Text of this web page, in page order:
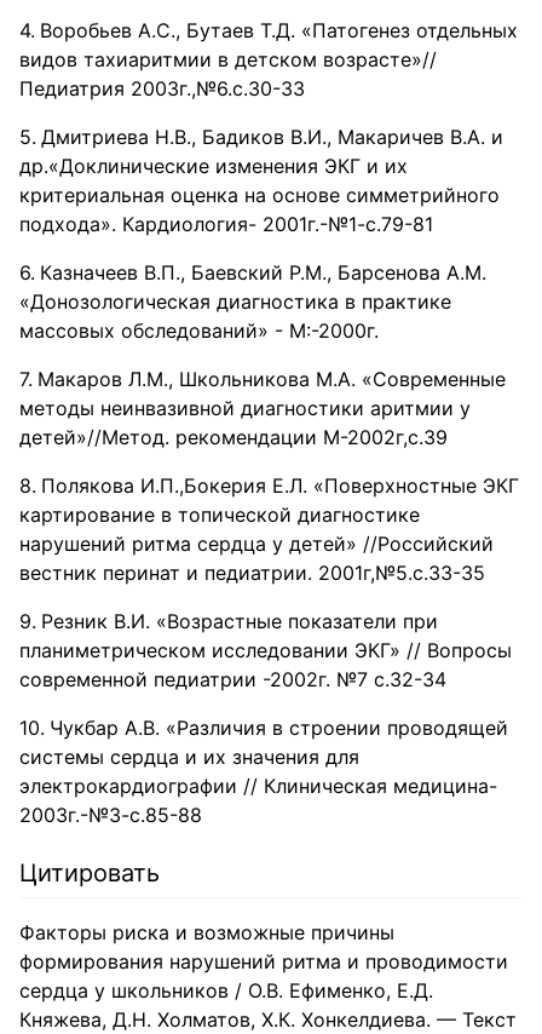
Воробьев А.С., Бутаев Т.Д. «Патогенез отдельных
видов тахиаритмии в детском возрасте»//
Педиатрия 2003г.,№6.с.30-33
Дмитриева Н.В., Бадиков В.И., Макаричев В.А. и
др.«Доклинические изменения ЭКГ и их
критериальная оценка на основе симметрийного
подхода». Кардиология- 2001г.-№1-с.79-81
Казначеев В.П., Баевский Р.М., Барсенова А.М.
«Донозологическая диагностика в практике
массовых обследований» - М:-2000г.
Макаров Л.М., Школьникова М.А. «Современные
методы неинвазивной диагностики аритмии у
детей»//Метод. рекомендации М-2002г,с.39
Полякова И.П.,Бокерия Е.Л. «Поверхностные ЭКГ
картирование в топической диагностике
нарушений ритма сердца у детей» //Российский
вестник перинат и педиатрии. 2001г,№5.с.33-35
Резник В.И. «Возрастные показатели при
планиметрическом исследовании ЭКГ» // Вопросы
современной педиатрии -2002г. №7 с.32-34
Чукбар А.В. «Различия в строении проводящей
системы сердца и их значения для
электрокардиографии // Клиническая медицина-
2003г.-№3-с.85-88
Цитировать
Факторы риска и возможные причины
формирования нарушений ритма и проводимости
сердца у школьников / О.В. Ефименко, Е.Д.
Княжева, Д.Н. Холматов, Х.К. Хонкелдиева. — Текст